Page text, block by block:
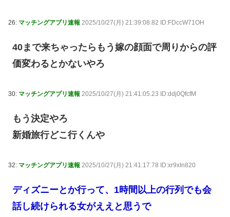
26: マッチングアプリ速報 2025/10/27(月) 21:39:08.82 ID:FDccW71OH
40まで来ちゃったらもう嫁の顔面で周りからの評
価変わるとかないやろ
30: マッチングアプリ速報 2025/10/27(月) 21:41:05.23 ID:ddj0QfcfM
もう決定やろ
新婚旅行どこ行くんや
32: マッチングアプリ速報 2025/10/27(月) 21:41:17.78 ID:xr9xIn820
ディズニーとか行って、1時間以上の行列でも会
話し続けられる女がええと思うで